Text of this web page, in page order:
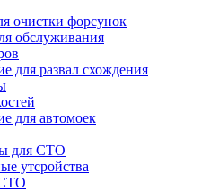
очистки форсунок
обслуживания
для развал схождения
для автомоек
для СТО
утсройства